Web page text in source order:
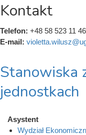
Kontakt
Telefon: +48 58 523 11 46
E-mail:
Stanowiska
jednostkach
Asystent
Wydział